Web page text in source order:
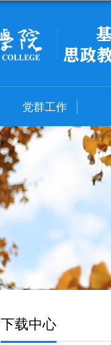
党群工作
下载中心